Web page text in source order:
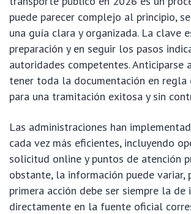
puede parecer complejo al principio,
una guía clara y organizada. La clave
preparación y en seguir los pasos
autoridades competentes. Anticiparse
tener toda la documentación en
para una tramitación exitosa y sin
Las administraciones han
cada vez más eficientes, incluyendo
solicitud online y puntos de atención
obstante, la información puede variar,
primera acción debe ser siempre la de
directamente en la fuente oficial